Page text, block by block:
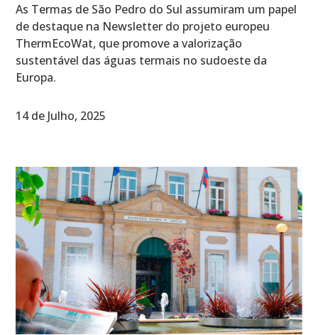
As Termas de São Pedro do Sul assumiram um papel
de destaque na Newsletter do projeto europeu
ThermEcoWat, que promove a valorização
sustentável das águas termais no sudoeste da
Europa.
14 de Julho, 2025